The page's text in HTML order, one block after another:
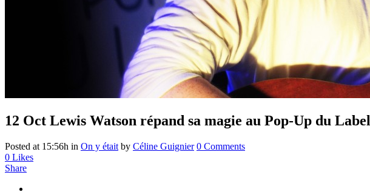
12 Oct Lewis Watson répand sa magie au Pop-Up du Label
Posted at 15:56h in On y était by Céline Guignier 0 Comments
0 Likes
Share